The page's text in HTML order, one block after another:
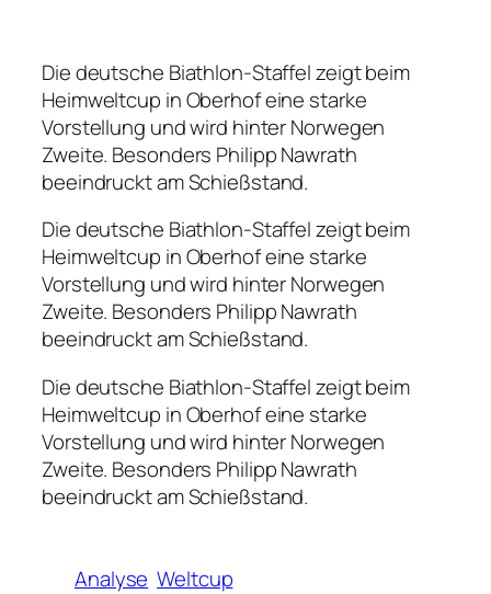
Die deutsche Biathlon-Staffel zeigt beim
Heimweltcup in Oberhof eine starke
Vorstellung und wird hinter Norwegen
Zweite. Besonders Philipp Nawrath
beeindruckt am Schießstand.
Die deutsche Biathlon-Staffel zeigt beim
Heimweltcup in Oberhof eine starke
Vorstellung und wird hinter Norwegen
Zweite. Besonders Philipp Nawrath
beeindruckt am Schießstand.
Die deutsche Biathlon-Staffel zeigt beim
Heimweltcup in Oberhof eine starke
Vorstellung und wird hinter Norwegen
Zweite. Besonders Philipp Nawrath
beeindruckt am Schießstand.
Analyse Weltcup